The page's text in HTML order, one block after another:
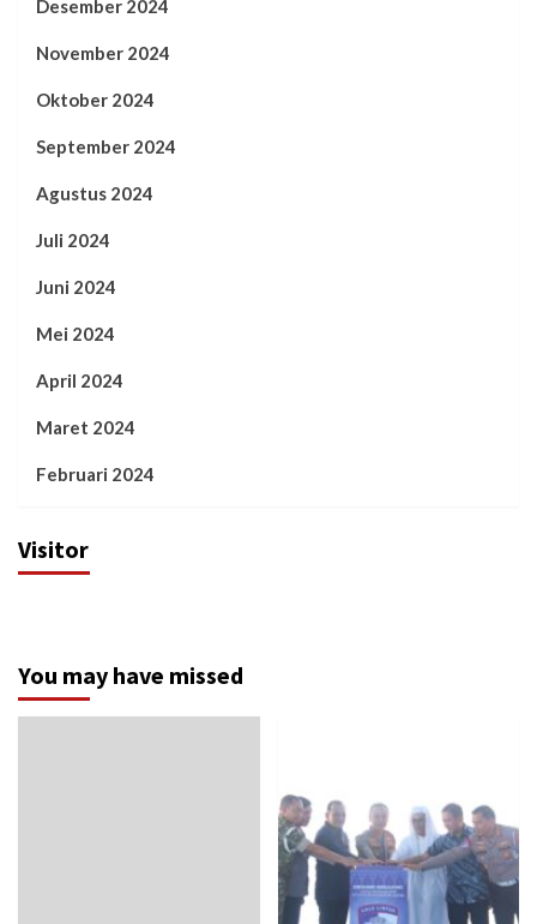
Desember 2024
November 2024
Oktober 2024
September 2024
Agustus 2024
Juli 2024
Juni 2024
Mei 2024
April 2024
Maret 2024
Februari 2024
Visitor
You may have missed